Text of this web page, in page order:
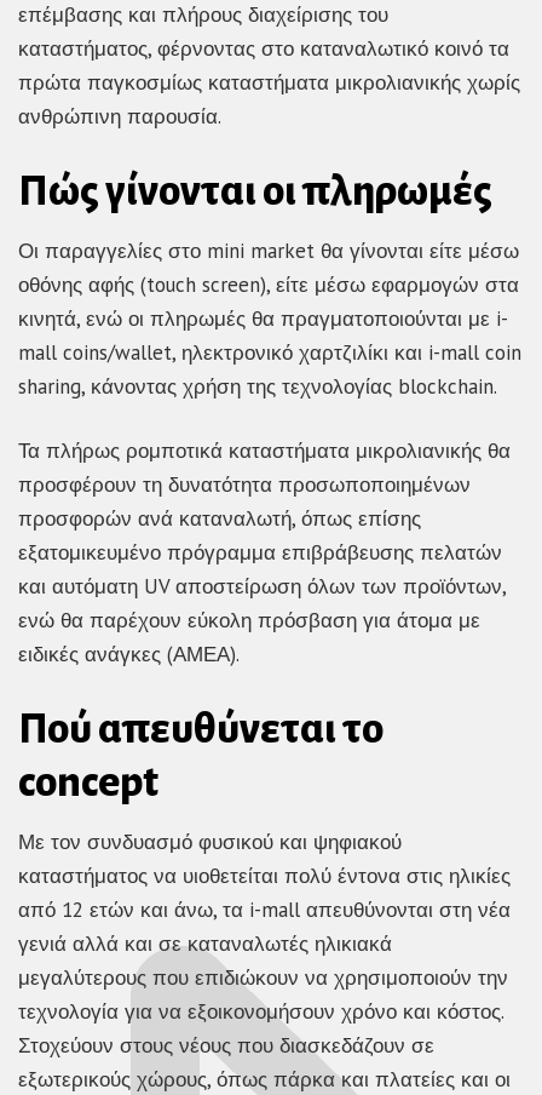
επέμβασης και πλήρους διαχείρισης του
καταστήματος, φέρνοντας στο καταναλωτικό κοινό τα
πρώτα παγκοσμίως καταστήματα μικρολιανικής χωρίς
ανθρώπινη παρουσία.
Πώς γίνονται οι πληρωμές
Οι παραγγελίες στο mini market θα γίνονται είτε μέσω
οθόνης αφής (touch screen), είτε μέσω εφαρμογών στα
κινητά, ενώ οι πληρωμές θα πραγματοποιούνται με i-
mall coins/wallet, ηλεκτρονικό χαρτζιλίκι και i-mall coin
sharing, κάνοντας χρήση της τεχνολογίας blockchain.
Τα πλήρως ρομποτικά καταστήματα μικρολιανικής θα
προσφέρουν τη δυνατότητα προσωποποιημένων
προσφορών ανά καταναλωτή, όπως επίσης
εξατομικευμένο πρόγραμμα επιβράβευσης πελατών
και αυτόματη UV αποστείρωση όλων των προϊόντων,
ενώ θα παρέχουν εύκολη πρόσβαση για άτομα με
ειδικές ανάγκες (ΑΜΕΑ).
Πού απευθύνεται το
concept
Με τον συνδυασμό φυσικού και ψηφιακού
καταστήματος να υιοθετείται πολύ έντονα στις ηλικίες
από 12 ετών και άνω, τα i-mall απευθύνονται στη νέα
γενιά αλλά και σε καταναλωτές ηλικιακά
μεγαλύτερους που επιδιώκουν να χρησιμοποιούν την
τεχνολογία για να εξοικονομήσουν χρόνο και κόστος.
Στοχεύουν στους νέους που διασκεδάζουν σε
εξωτερικούς χώρους, όπως πάρκα και πλατείες και οι